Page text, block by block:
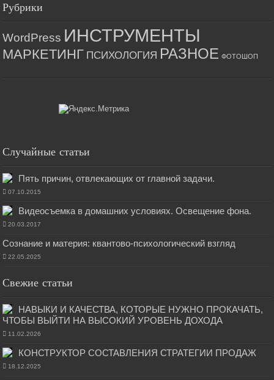
Рубрики
WordPress ИНСТРУМЕНТЫ
МАРКЕТИНГ ПСИХОЛОГИЯ РАЗНОЕ ФОТОШОП
Случайные статьи
Пять причин, отвлекающих от главной задачи.
07.10.2015
Видеосъемка в домашних условиях. Освещение фона.
20.03.2017
Сознание и материя: квантово-психологический взгляд
22.05.2025
Свежие статьи
НАВЫКИ И КАЧЕСТВА, КОТОРЫЕ НУЖНО ПРОКАЧАТЬ,
ЧТОБЫ ВЫЙТИ НА ВЫСОКИЙ УРОВЕНЬ ДОХОДА
11.02.2026
КОНСТРУКТОР СОСТАВЛЕНИЯ СТРАТЕГИИ ПРОДАЖ
18.12.2025